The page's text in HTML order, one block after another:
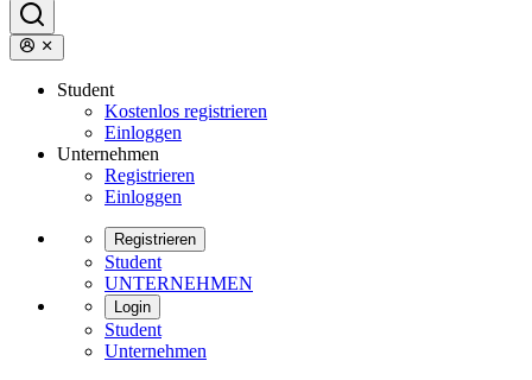
Student
Kostenlos registrieren
Einloggen
Unternehmen
Registrieren
Einloggen
Registrieren
Student
UNTERNEHMEN
Login
Student
Unternehmen